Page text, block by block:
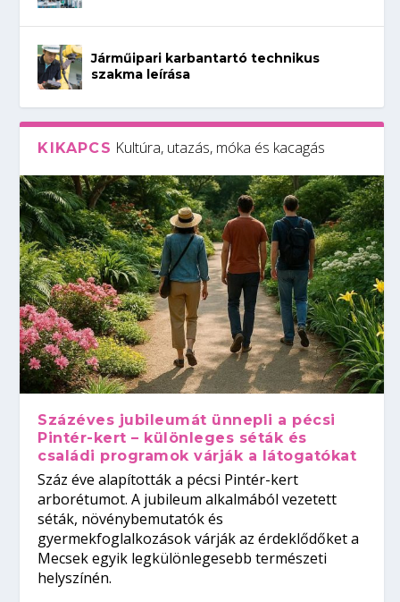
Járműipari karbantartó technikus
szakma leírása
KIKAPCS Kultúra, utazás, móka és kacagás
Százéves jubileumát ünnepli a pécsi
Pintér-kert – különleges séták és
családi programok várják a látogatókat
Száz éve alapították a pécsi Pintér-kert
arborétumot. A jubileum alkalmából vezetett
séták, növénybemutatók és
gyermekfoglalkozások várják az érdeklődőket a
Mecsek egyik legkülönlegesebb természeti
helyszínén.